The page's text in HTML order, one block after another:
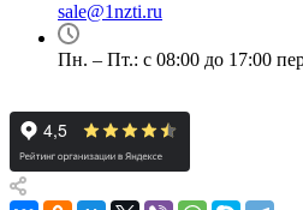
sale@1nzti.ru
Пн. – Пт.: с 08:00 до 17:00